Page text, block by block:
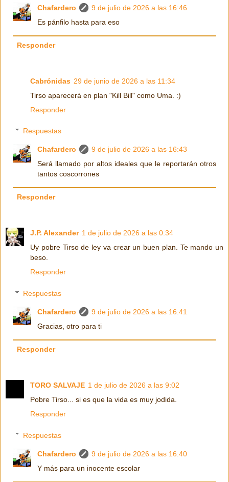
Chafardero
9 de julio de 2026 a las 16:46
Es pánfilo hasta para eso
Responder
Cabrónidas 29 de junio de 2026 a las 11:34
Tirso aparecerá en plan "Kill Bill" como Uma. :)
Responder
Respuestas
Chafardero
9 de julio de 2026 a las 16:43
Será llamado por altos ideales que le reportarán otros
tantos coscorrones
Responder
J.P. Alexander 1 de julio de 2026 a las 0:34
Uy pobre Tirso de ley va crear un buen plan. Te mando un
beso.
Responder
Respuestas
Chafardero
9 de julio de 2026 a las 16:41
Gracias, otro para ti
Responder
TORO SALVAJE 1 de julio de 2026 a las 9:02
Pobre Tirso... si es que la vida es muy jodida.
Responder
Respuestas
Chafardero
9 de julio de 2026 a las 16:40
Y más para un inocente escolar